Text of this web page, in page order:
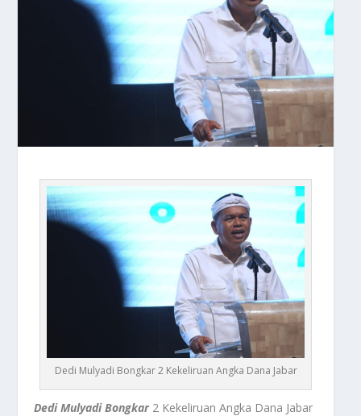
Dedi Mulyadi Bongkar 2 Kekeliruan Angka Dana Jabar
Dedi Mulyadi Bongkar2 Kekeliruan Angka Dana Jabar